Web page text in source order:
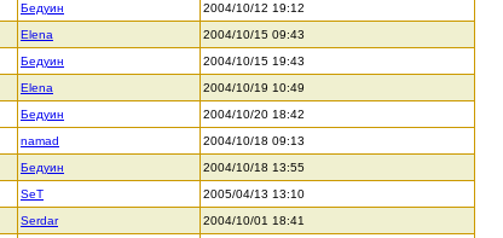
Бедуин 2004/10/12 19:12
Elena 2004/10/15 09:43
Бедуин 2004/10/15 19:43
Elena 2004/10/19 10:49
Бедуин 2004/10/20 18:42
namad 2004/10/18 09:13
Бедуин 2004/10/18 13:55
SeT 2005/04/13 13:10
Serdar 2004/10/01 18:41